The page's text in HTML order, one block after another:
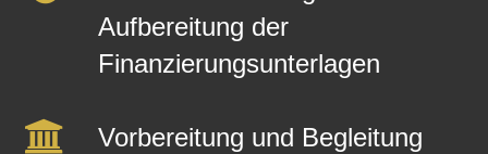
Aufbereitung der
Finanzierungsunterlagen
Vorbereitung und Begleitung